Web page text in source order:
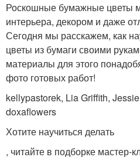
Роскошные бумажные цветы
интерьера, декором и даже
Сегодня мы расскажем, как
цветы из бумаги своими
материалы для этого
фото готовых работ!
kellypastorek, Lia Griffith,
doxaflowers
Хотите научиться делать
, читайте в подборке мастер-